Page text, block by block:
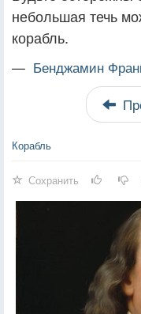
небольшая течь
корабль.
— Бенджамин
Корабль
Сохранить